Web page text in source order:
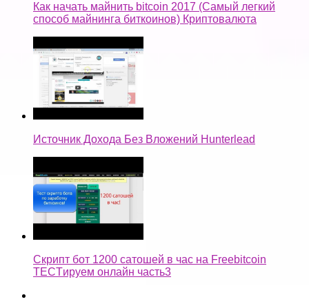
Как начать майнить bitcoin 2017 (Самый легкий
способ майнинга биткоинов) Криптовалюта
Источник Дохода Без Вложений Hunterlead
Скрипт бот 1200 сатошей в час на Freebitcoin
TECTируем онлайн часть3